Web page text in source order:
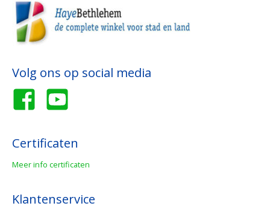
Volg ons op social media
Certificaten
Meer info certificaten
Klantenservice